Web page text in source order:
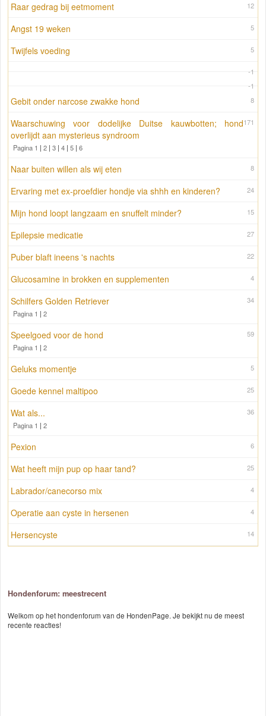
12
Raar gedrag bij eetmoment
5
Angst 19 weken
5
Twijfels voeding
-1
-1
8
Gebit onder narcose zwakke hond
171
Waarschuwing voor dodelijke Duitse kauwbotten; hond
overlijdt aan mysterieus syndroom
Pagina 1 | 2 | 3 | 4 | 5 | 6
8
Naar buiten willen als wij eten
24
Ervaring met ex-proefdier hondje via shhh en kinderen?
15
Mijn hond loopt langzaam en snuffelt minder?
27
Epilepsie medicatie
22
Puber blaft ineens 's nachts
4
Glucosamine in brokken en supplementen
34
Schilfers Golden Retriever
Pagina 1 | 2
59
Speelgoed voor de hond
Pagina 1 | 2
5
Geluks momentje
25
Goede kennel maltipoo
36
Wat als...
Pagina 1 | 2
6
Pexion
25
Wat heeft mijn pup op haar tand?
4
Labrador/canecorso mix
4
Operatie aan cyste in hersenen
14
Hersencyste
Hondenforum: meestrecent
Welkom op het hondenforum van de HondenPage. Je bekijkt nu de meest
recente reacties!